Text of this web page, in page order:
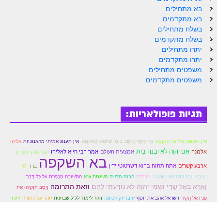
ספר הזוהר – שמות
הזוהר הקדוש שמות מתחילים
הזוהר הקדוש שמות מתקדמים
הזוהר הקדוש וארא מתחילים
הזוהר הקדוש בא מתקדמים
הזוהר הקדוש יתרו מתחילים
הזוהר הקדוש יתרו מתקדמים
משפטים מתחילים
בא מתחילים
בא מתקדמים
בשלח מתחילים
בשלח מתקדמים
יתרו מתחילים
יתרו מתקדמים
משפטים מתחילים
משפטים מתקדמים
תגיות פופולאריות:
אין חוכמה בלי צד הנקבה. אֵין כֶּסֶף נֶחְשָׁב בִּימֵי שְׁלֹמֹה לִמְאוּמָה. אין תענוג אמיתי מהאנוכיות אליהו
אלמנה אִם יְהוָה לֹא יִבְנֶה בַיִת אמצעית העולם אמר רבי חייא לאליהו אפָרסֵמּוֹן ואַפִּרְיוֹן
ארבע קשרים אתה תחזה ברזא דשרטוטי ידין בא השקפה ברד גר
דְּרָכֶים נְתִיבוֹת נֹעַם שָׁלוֹם. הבדלה הבנה חדשה השגחת א"א הַתְּשׁוּבָה מֶכָפֶּרת עַל כָּל דָּבָר.
וָאֵרָא בְּאֵל שַׁדָּי וּשְׁמִי יְהוָה לֹא נוֹדַעְתִּי לָהֶם וזאת התרומה וַיַּסֵּב חִזְקִיָּהוּ אֶת
פָּנָיו אֶל הַקִּיר וישראל אהב את יוסף זו בדיוק הכוונה זוהר לימוד לליל שבועות זוהר על התורה יתרו